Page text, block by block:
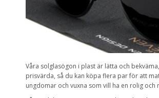
Våra solglasögon i plast är lätta och
prisvärda, så du kan köpa flera par för att
ungdomar och vuxna som vill ha en rolig och